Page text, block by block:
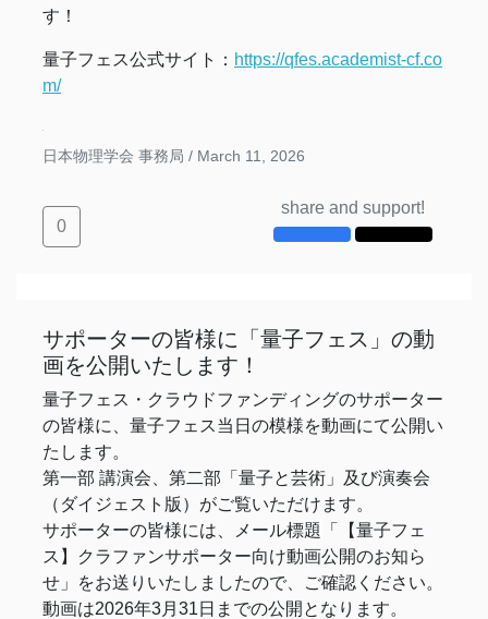
す！
量子フェス公式サイト： https://qfes.academist-cf.co
m/
日本物理学会 事務局 / March 11, 2026
0
share and support!
サポーターの皆様に「量子フェス」の動
画を公開いたします！
量子フェス・クラウドファンディングのサポーター
の皆様に、量子フェス当日の模様を動画にて公開い
たします。
第一部 講演会、第二部「量子と芸術」及び演奏会
（ダイジェスト版）がご覧いただけます。
サポーターの皆様には、メール標題「【量子フェ
ス】クラファンサポーター向け動画公開のお知ら
せ」をお送りいたしましたので、ご確認ください。
動画は2026年3月31日までの公開となります。